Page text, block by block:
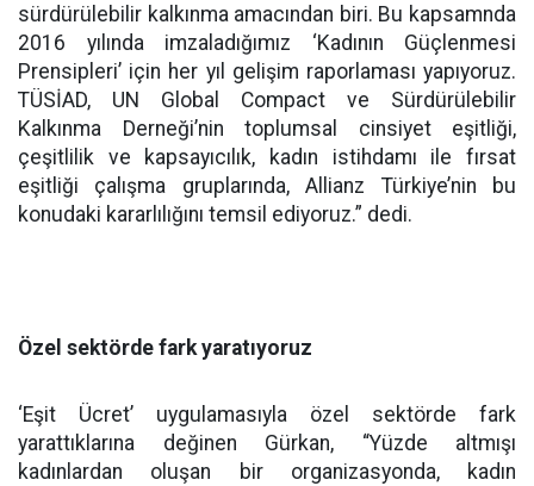
sürdürülebilir kalkınma amacından biri. Bu kapsamnda
2016 yılında imzaladığımız ‘Kadının Güçlenmesi
Prensipleri’ için her yıl gelişim raporlaması yapıyoruz.
TÜSİAD, UN Global Compact ve Sürdürülebilir
Kalkınma Derneği’nin toplumsal cinsiyet eşitliği,
çeşitlilik ve kapsayıcılık, kadın istihdamı ile fırsat
eşitliği çalışma gruplarında, Allianz Türkiye’nin bu
konudaki kararlılığını temsil ediyoruz.” dedi.
Özel sektörde fark yaratıyoruz
‘Eşit Ücret’ uygulamasıyla özel sektörde fark
yarattıklarına değinen Gürkan, “Yüzde altmışı
kadınlardan oluşan bir organizasyonda, kadın